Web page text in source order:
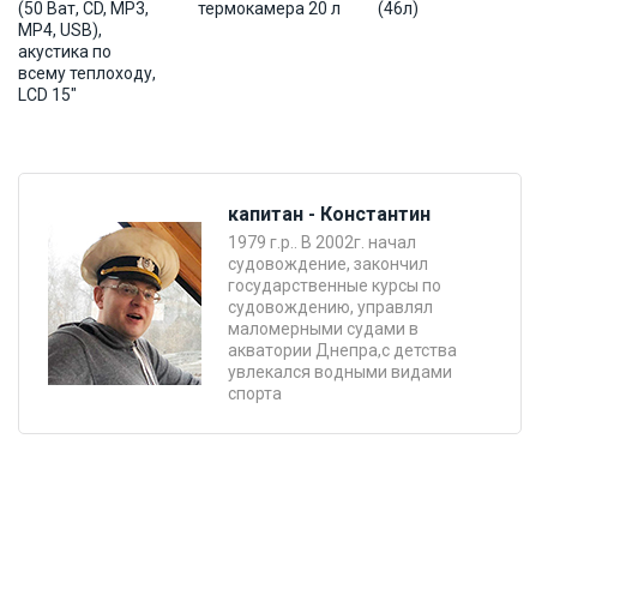
(50 Ват, CD, MP3,
MP4, USB),
акустика по
всему теплоходу,
LCD 15"
термокамера 20 л
(46л)
капитан - Константин
1979 г.р.. В 2002г. начал
судовождение, закончил
государственные курсы по
судовождению, управлял
маломерными судами в
акватории Днепра,с детства
увлекался водными видами
спорта